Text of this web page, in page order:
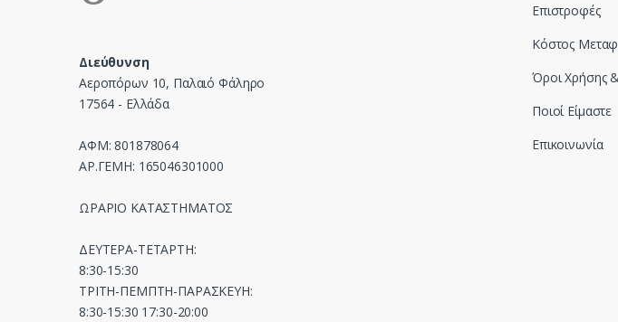
Επιστροφές
Κόστος
Όροι Χρήσης
Ποιοί Είμαστε
Επικοινωνία
Διεύθυνση
Αεροπόρων 10, Παλαιό Φάληρο
17564 - Ελλάδα
ΑΦΜ: 801878064
ΑΡ.ΓΕΜΗ: 165046301000
ΩΡΑΡΙΟ ΚΑΤΑΣΤΗΜΑΤΟΣ
ΔΕΥΤΕΡΑ-ΤΕΤΑΡΤΗ:
8:30-15:30
ΤΡΙΤΗ-ΠΕΜΠΤΗ-ΠΑΡΑΣΚΕΥΗ:
8:30-15:30 17:30-20:00